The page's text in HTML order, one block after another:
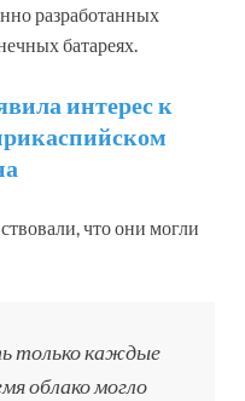
разработанных
батареях.
интерес к
что они могли
только каждые
облако могло